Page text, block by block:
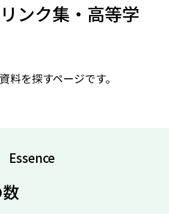
ンク集・高等学
料を探すページです。